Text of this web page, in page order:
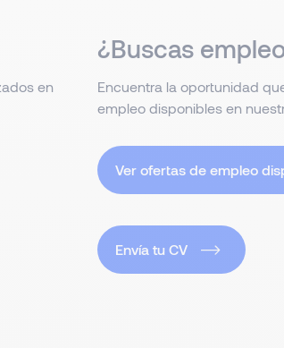
en
¿Buscas
Encuentra la oportunidad
empleo disponibles en
Ver ofertas de empleo
Envía tu CV